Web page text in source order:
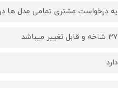
به درخواست مشتری تمامی مدل ها
37 شاخه و قابل تغییر میباشد
دارد